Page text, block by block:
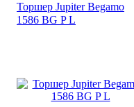
Торшер Jupiter Begamo
1586 BG P L